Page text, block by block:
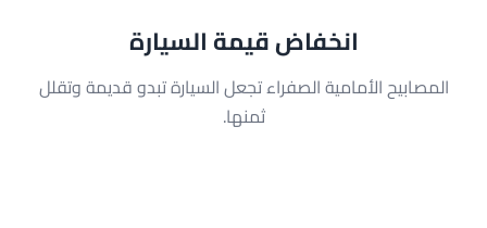
انخفاض قيمة السيارة
المصابيح الأمامية الصفراء تجعل السيارة تبدو قديمة وتقلل
ثمنها.